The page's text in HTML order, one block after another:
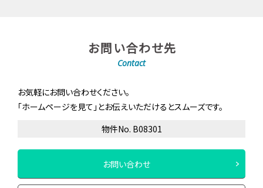
お問い合わせ先
Contact
お気軽にお問い合わせください。
「ホームページを見て」とお伝えいただけるとスムーズです。
物件No. B08301
お問い合わせ